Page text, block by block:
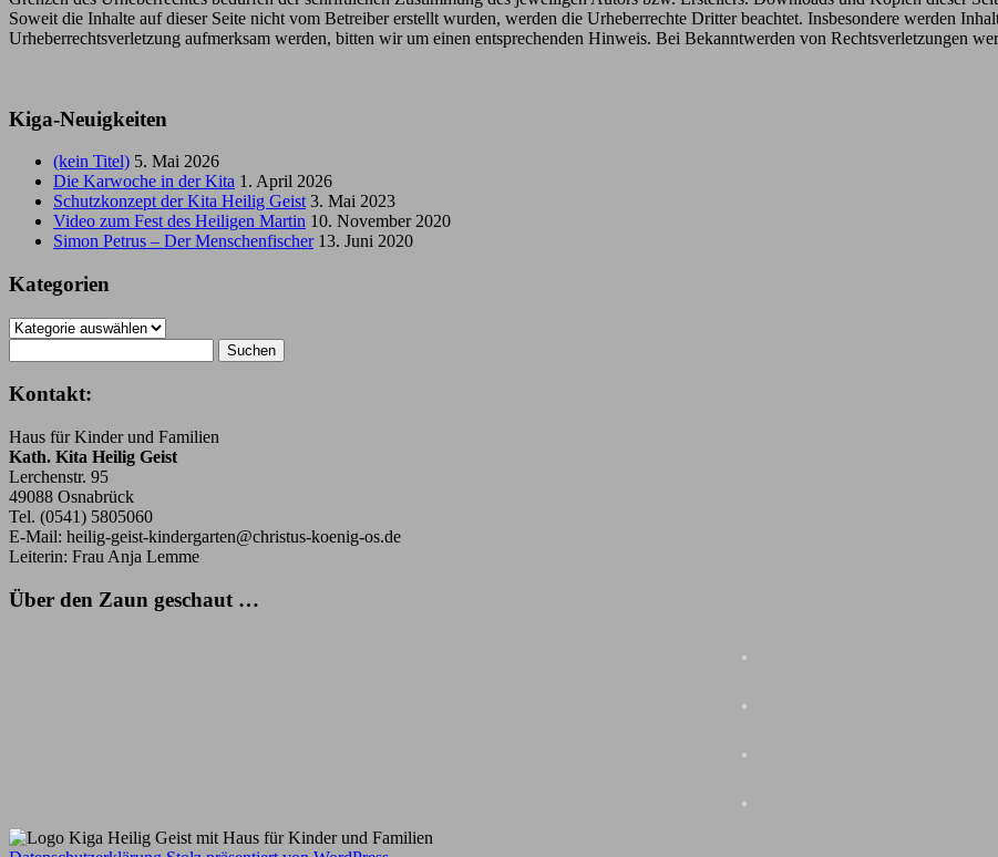
Soweit die Inhalte auf dieser Seite nicht vom Betreiber erstellt wurden, werden die Urheberrechte Dritter beachtet. Insbesondere werden
Urheberrechtsverletzung aufmerksam werden, bitten wir um einen entsprechenden Hinweis. Bei Bekanntwerden von Rechtsverletzungen
Kiga-Neuigkeiten
(kein Titel) 5. Mai 2026
Die Karwoche in der Kita 1. April 2026
Schutzkonzept der Kita Heilig Geist 3. Mai 2023
Video zum Fest des Heiligen Martin 10. November 2020
Simon Petrus – Der Menschenfischer 13. Juni 2020
Kategorien
Kategorien
nach:
Kontakt:
Haus für Kinder und Familien
Kath. Kita Heilig Geist
Lerchenstr. 95
49088 Osnabrück
Tel. (0541) 5805060
E-Mail: heilig-geist-kindergarten@christus-koenig-os.de
Leiterin: Frau Anja Lemme
Über den Zaun geschaut …